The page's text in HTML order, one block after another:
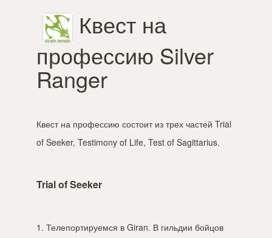
Квест на
профессию Silver
Ranger
Квест на профессию состоит из трех частей Trial
of Seeker, Testimony of Life, Test of Sagittarius.
Trial of Seeker
1. Телепортируемся в Giran. В гильдии бойцов